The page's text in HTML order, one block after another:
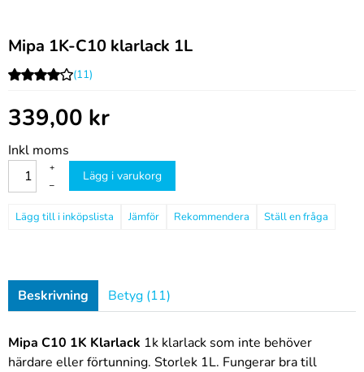
Mipa 1K-C10 klarlack 1L
(11)
339,00 kr
Inkl moms
+
–
Lägg i varukorg
Jämför Rekommendera Ställ en fråga
Beskrivning Betyg (11)
Mipa C10 1K Klarlack 1k klarlack som inte behöver
härdare eller förtunning. Storlek 1L. Fungerar bra till